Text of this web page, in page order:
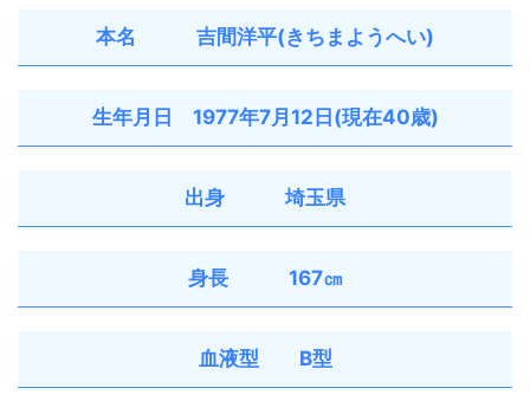
本名 吉間洋平(きちまようへい)
生年月日 1977年7月12日(現在40歳)
出身 埼玉県
身長 167㎝
血液型 B型